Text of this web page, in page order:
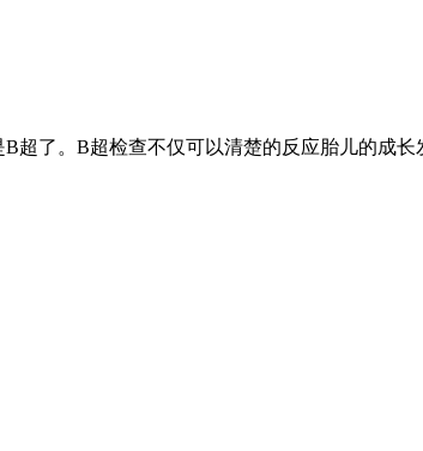
超了。B超检查不仅可以清楚的反应胎儿的成